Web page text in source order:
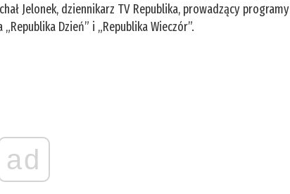
Jelonek, dziennikarz TV Republika, prowadzący programy
Dzień” i „Republika Wieczór”.
ad